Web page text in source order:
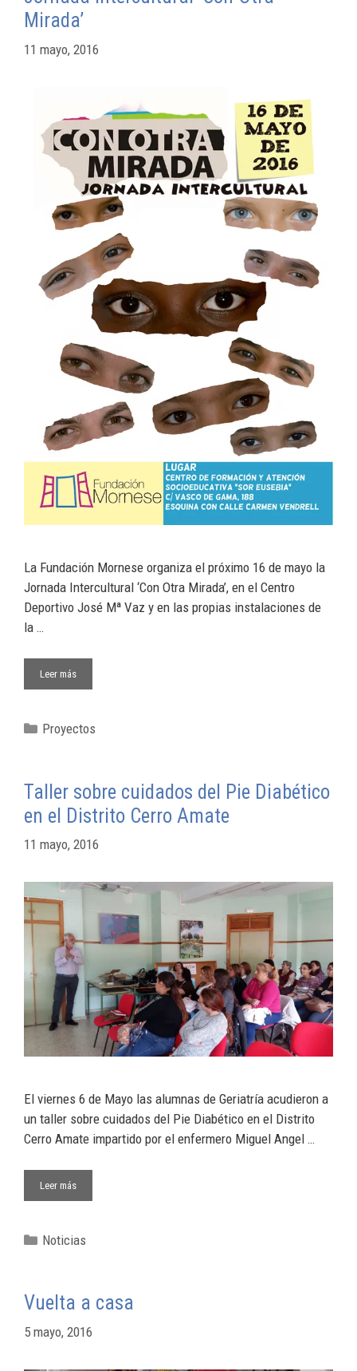
Mirada’
11 mayo, 2016
La Fundación Mornese organiza el próximo 16 de mayo la
Jornada Intercultural ‘Con Otra Mirada’, en el Centro
Deportivo José Mª Vaz y en las propias instalaciones de
la …
Leer más
Proyectos
Taller sobre cuidados del Pie Diabético
en el Distrito Cerro Amate
11 mayo, 2016
El viernes 6 de Mayo las alumnas de Geriatría acudieron a
un taller sobre cuidados del Pie Diabético en el Distrito
Cerro Amate impartido por el enfermero Miguel Angel …
Leer más
Noticias
Vuelta a casa
5 mayo, 2016